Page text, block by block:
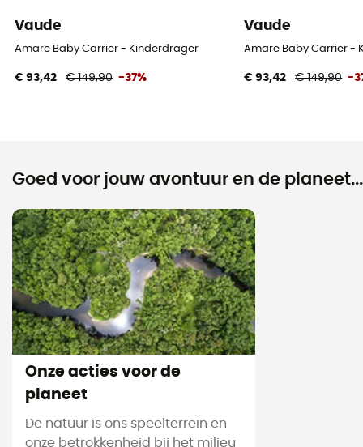
Vaude
Amare Baby Carrier - Kinderdrager
€ 93,42 € 149,90 -37%
Vaude
Amare Baby Carrier -
€ 93,42 € 149,90 -
Goed voor jouw avontuur en de planeet...
Onze acties voor de
planeet
De natuur is ons speelterrein en
onze betrokkenheid bij het milieu